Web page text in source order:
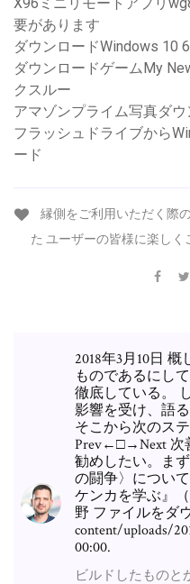
X96ミニリモートアプリ
要があります
ダウンロードWindows 10
ダウンロードゲームMy
クスルー
アマゾンプライム写真ダウ
フラッシュドライブから
ード
縁側をご利用いただく際
た ユーザーの皆様に楽し
2018年3月10日
ものであるにし
徹底している。
影響を受け、語
そこから次のス
Prev←□→Next 次
勧めしたい。ま
の闘争〉につい
ケンカを学ぶ』
野 ファイルをダ
content/uploads/
00:00.
ビルドしたものと